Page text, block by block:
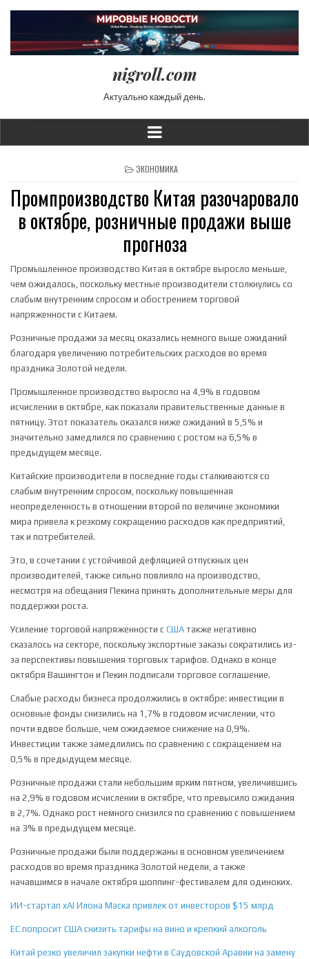
nigroll.com
Актуально каждый день.
POSTED IN
ЭКОНОМИКА
Промпроизводство Китая разочаровало
в октябре, розничные продажи выше
прогноза
Промышленное производство Китая в октябре выросло меньше,
чем ожидалось, поскольку местные производители столкнулись со
слабым внутренним спросом и обострением торговой
напряженности с Китаем.
Розничные продажи за месяц оказались немного выше ожиданий
благодаря увеличению потребительских расходов во время
праздника Золотой недели.
Промышленное производство выросло на 4,9% в годовом
исчислении в октябре, как показали правительственные данные в
пятницу. Этот показатель оказался ниже ожиданий в 5,5% и
значительно замедлился по сравнению с ростом на 6,5% в
предыдущем месяце.
Китайские производители в последние годы сталкиваются со
слабым внутренним спросом, поскольку повышенная
неопределенность в отношении второй по величине экономики
мира привела к резкому сокращению расходов как предприятий,
так и потребителей.
Это, в сочетании с устойчивой дефляцией отпускных цен
производителей, также сильно повлияло на производство,
несмотря на обещания Пекина принять дополнительные меры для
поддержки роста.
Усиление торговой напряженности с США также негативно
сказалось на секторе, поскольку экспортные заказы сократились из-
за перспективы повышения торговых тарифов. Однако в конце
октября Вашингтон и Пекин подписали торговое соглашение.
Слабые расходы бизнеса продолжились в октябре: инвестиции в
основные фонды снизились на 1,7% в годовом исчислении, что
почти вдвое больше, чем ожидаемое снижение на 0,9%.
Инвестиции также замедлились по сравнению с сокращением на
0,5% в предыдущем месяце.
Розничные продажи стали небольшим ярким пятном, увеличившись
на 2,9% в годовом исчислении в октябре, что превысило ожидания
в 2,7%. Однако рост немного снизился по сравнению с повышением
на 3% в предыдущем месяце.
Розничные продажи были поддержаны в основном увеличением
расходов во время праздника Золотой недели, а также
начавшимся в начале октября шоппинг-фестивалем для одиноких.
ИИ-стартап xAI Илона Маска привлек от инвесторов $15 млрд
ЕС попросит США снизить тарифы на вино и крепкий алкоголь
Китай резко увеличил закупки нефти в Саудовской Аравии на замену